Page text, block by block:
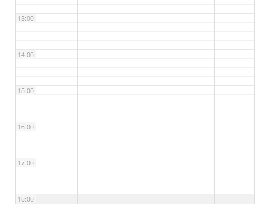
13:00
14:00
15:00
16:00
17:00
18:00